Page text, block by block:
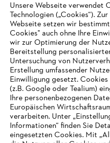
Unternehmen
Häufig gestellte Fragen
Support
Unsere Webseite verwendet
Technologien („Cookies“).
Webseite setzen wir
Cookies" auch ohne Ihre
wir zur Optimierung der
Bereitstellung
Untersuchung von
Erstellung umfassender
Einwilligung gesetzt.
(z.B. Google oder Tealium)
Ihre personenbezogenen
Europäischen
verarbeiten. Unter
Informationen“ finden Sie
eingesetzten Cookies. Mit